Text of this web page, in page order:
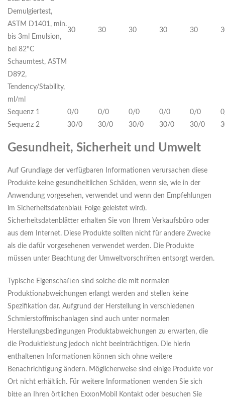
Demulgiertest,
ASTM D1401, min.
bis 3ml Emulsion,
bei 82ºC
30 30 30 30 30
Schaumtest, ASTM
D892,
Tendency/Stability,
ml/ml
Sequenz 1
0/0 0/0 0/0 0/0 0/0
Sequenz 2
30/0 30/0 30/0 30/0 30/0
Gesundheit, Sicherheit und Umwelt
Auf Grundlage der verfügbaren Informationen verursachen diese
Produkte keine gesundheitlichen Schäden, wenn sie, wie in der
Anwendung vorgesehen, verwendet und wenn den Empfehlungen
im Sicherheitsdatenblatt Folge geleistet wird).
Sicherheitsdatenblätter erhalten Sie von Ihrem Verkaufsbüro oder
aus dem Internet. Diese Produkte sollten nicht für andere Zwecke
als die dafür vorgesehenen verwendet werden. Die Produkte
müssen unter Beachtung der Umweltvorschriften entsorgt werden.
Typische Eigenschaften sind solche die mit normalen
Produktionabweichungen erlangt werden and stellen keine
Spezifikation dar. Aufgrund der Herstellung in verschiedenen
Schmierstoffmischanlagen sind auch unter normalen
Herstellungsbedingungen Produktabweichungen zu erwarten, die
die Produktleistung jedoch nicht beeinträchtigen. Die hierin
enthaltenen Informationen können sich ohne weitere
Benachrichtigung ändern. Möglicherweise sind einige Produkte vor
Ort nicht erhältlich. Für weitere Informationen wenden Sie sich
bitte an Ihren örtlichen ExxonMobil Kontakt oder besuchen Sie